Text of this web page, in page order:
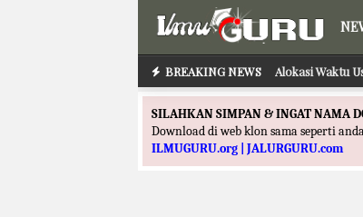
BREAKING NEWS Alokasi
Alokasi
SILAHKAN SIMPAN & INGAT NAMA
Download di web klon sama seperti
ILMUGURU.org | JALURGURU.com